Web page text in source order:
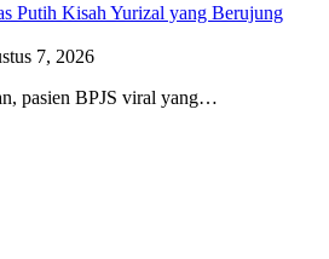
Putih Kisah Yurizal yang Berujung
7, 2026
pasien BPJS viral yang…